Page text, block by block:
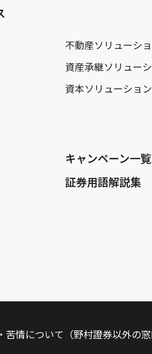
不動産ソリューシ
資産承継ソリュー
資本ソリューション
キャンペーン一覧
証券用語解説集
苦情について（野村證券以外の窓